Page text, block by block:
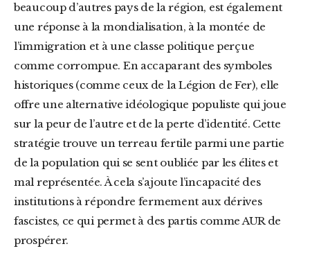
beaucoup d’autres pays de la région, est également
une réponse à la mondialisation, à la montée de
l’immigration et à une classe politique perçue
comme corrompue. En accaparant des symboles
historiques (comme ceux de la Légion de Fer), elle
offre une alternative idéologique populiste qui joue
sur la peur de l’autre et de la perte d’identité. Cette
stratégie trouve un terreau fertile parmi une partie
de la population qui se sent oubliée par les élites et
mal représentée. À cela s’ajoute l’incapacité des
institutions à répondre fermement aux dérives
fascistes, ce qui permet à des partis comme AUR de
prospérer.